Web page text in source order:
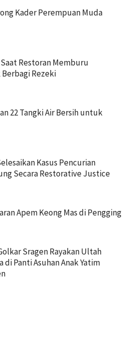
Kader Perempuan Muda
Restoran Memburu
Rezeki
22 Tangki Air Bersih untuk
Kasus Pencurian
Secara Restorative Justice
Apem Keong Mas di Pengging
Sragen Rayakan Ultah
Panti Asuhan Anak Yatim